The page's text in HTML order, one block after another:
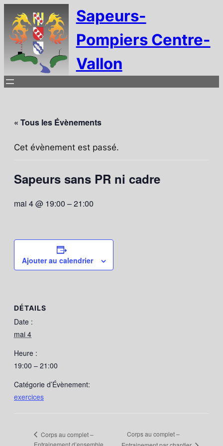
Sapeurs-
Pompiers Centre-
Vallon
« Tous les Évènements
Cet évènement est passé.
Sapeurs sans PR ni cadre
mai 4 @ 19:00 –21:00
Ajouter au calendrier
DÉTAILS
Date :
mai 4
Heure :
19:00 – 21:00
Catégorie d’Évènement:
exercices
Corps au complet –
Entrainement d’ensemble
Corps au complet –